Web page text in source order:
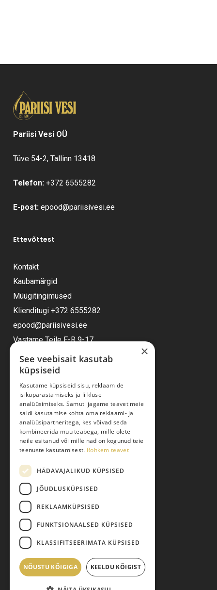
Vahesumma:
Pariisi Vesi OÜ
Tüve 54-2, Tallinn 13418
Telefon: +372 6555282
E-post: epood@pariisivesi.ee
Ettevõttest
Kontakt
Kaubamärgid
Müügitingimused
Klienditugi +372 6555282
epood@pariisivesi.ee
Vastame Teile E-R 9-17
Ostuabi
Kauba kohaletoimetamine
Toodete tellimine
Maksmine
Järelmaks
Pretensiooni esitamine
Isikuandmete töötlemine
© 2026 Pariisi Vesi.
×
See veebisait kasutab
küpsiseid
Kasutame küpsiseid sisu, reklaamide
isikupärastamiseks ja liikluse
analüüsimiseks. Samuti jagame teavet meie
saidi kasutamise kohta oma reklaami- ja
analüüsipartneritega, kes võivad seda
kombineerida muu teabega, mille olete
neile esitanud või mille nad on kogunud teie
teenuste kasutamisest. Rohkem teavet
HÄDAVAJALIKUD KÜPSISED
JÕUDLUSKÜPSISED
REKLAAMKÜPSISED
FUNKTSIONAALSED KÜPSISED
KLASSIFITSEERIMATA KÜPSISED
NÕUSTU KÕIGIGA KEELDU KÕIGIST